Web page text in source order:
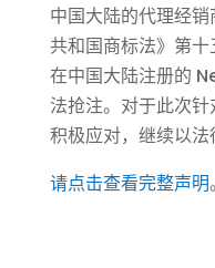
中国大陆的代理经
共和国商标法》第
在中国大陆注册的
法抢注。对于此次
积极应对，继续以法
请点击查看完整声明。